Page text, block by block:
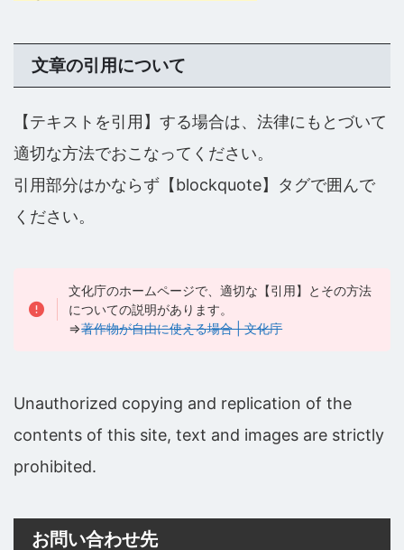
文章の引用について
【テキストを引用】する場合は、法律にもとづいて
適切な方法でおこなってください。
引用部分はかならず【blockquote】タグで囲んで
ください。
文化庁のホームページで、適切な【引用】とその方法
についての説明があります。
⇒著作物が自由に使える場合 | 文化庁
Unauthorized copying and replication of the
contents of this site, text and images are strictly
prohibited.
お問い合わせ先